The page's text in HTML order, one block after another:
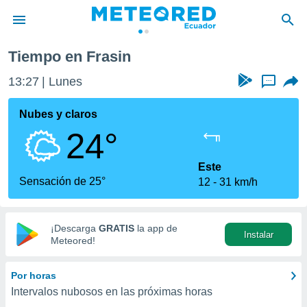
de
ha
calidad.
a este
las
y
digital
basada
Tiempo en Frasin
13:27 Lunes ...
Nubes y claros
24°
Sensación de 25°
Este
12
31 km/h
¡Descarga GRATIS la app de
Meteored!
Instalar
Por horas
Intervalos nubosos en las próximas horas